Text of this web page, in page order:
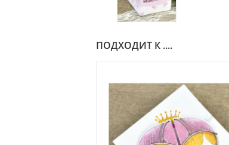
ПОДХОДИТ К ....